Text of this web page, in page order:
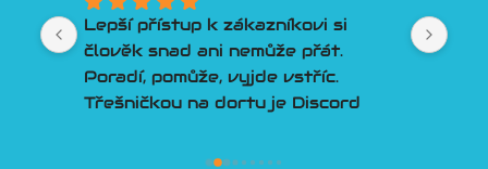
Lepší přístup k zákazníkovi si
člověk snad ani nemůže přát.
Poradí, pomůže, vyjde vstříc.
Třešničkou na dortu je Discord
lidí, kteří pomůžou s čímkoliv okolo